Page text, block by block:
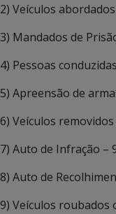
2) Veículos
3) Mandados de
4) Pessoas
5) Apreensão de
6) Veículos
7) Auto de Infração –
8) Auto de
9) Veículos